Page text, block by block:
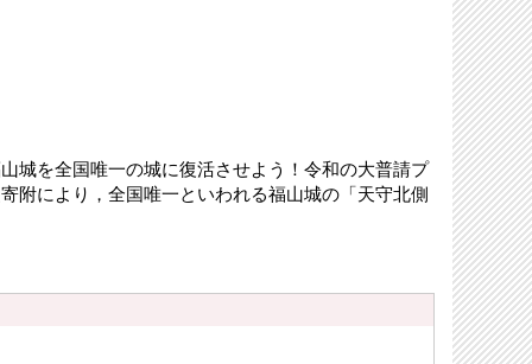
城を全国唯一の城に復活させよう！令和の大普請プ
附により，全国唯一といわれる福山城の「天守北側